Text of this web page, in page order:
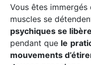
Vous êtes immergés
muscles se
psychiques se
pendant que le
mouvements